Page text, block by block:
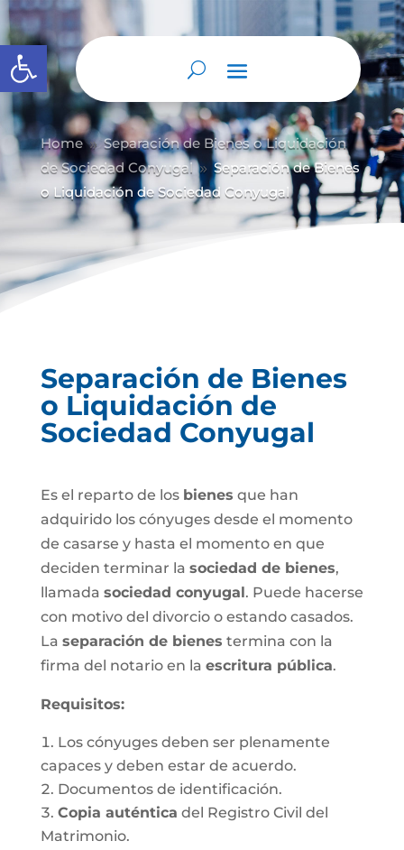
Abrir barra de herramientas
Home 9 Separación de Bienes o Liquidación
de Sociedad Conyugal 9 Separación de Bienes
o Liquidación de Sociedad Conyugal
Separación de Bienes
o Liquidación de
Sociedad Conyugal
Es el reparto de los bienes que han
adquirido los cónyuges desde el momento
de casarse y hasta el momento en que
deciden terminar la sociedad de bienes,
llamada sociedad conyugal. Puede hacerse
con motivo del divorcio o estando casados.
La separación de bienes termina con la
firma del notario en la escritura pública.
Requisitos:
Los cónyuges deben ser plenamente
capaces y deben estar de acuerdo.
Documentos de identificación.
Copia auténtica del Registro Civil del
Matrimonio.